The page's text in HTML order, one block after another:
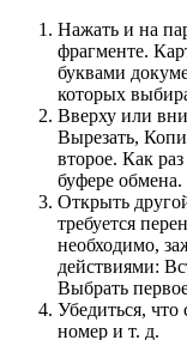
Нажать и на
фрагменте.
буквами
которых
Вверху или
Вырезать,
второе. Как
буфере обмена.
Открыть
требуется
необходимо,
действиями:
Выбрать
Убедиться,
номер и т. д.